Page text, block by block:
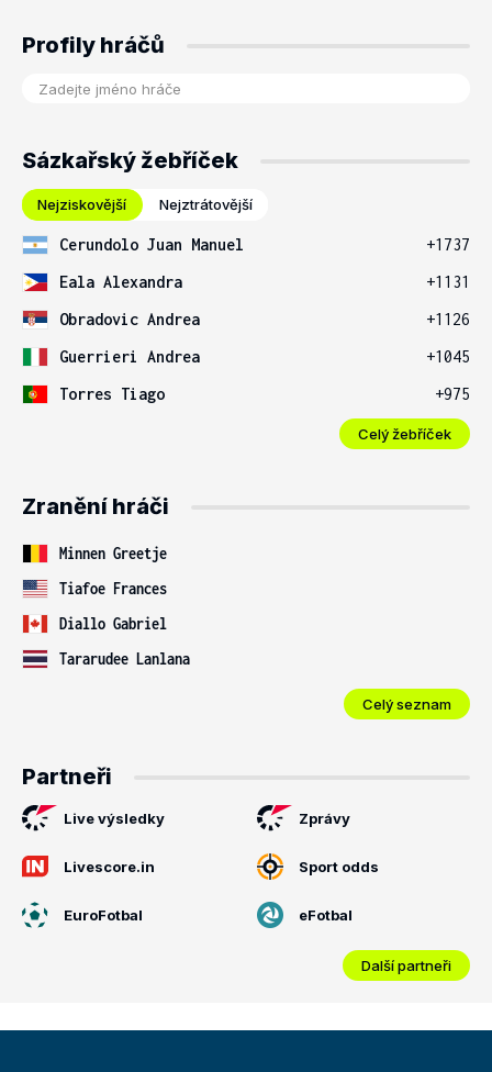
Profily hráčů
Sázkařský žebříček
Nejziskovější Nejztrátovější
Cerundolo Juan Manuel
+1737
Eala Alexandra
+1131
Obradovic Andrea
+1126
Guerrieri Andrea
+1045
Torres Tiago
+975
Celý žebříček
Zranění hráči
Minnen Greetje
Tiafoe Frances
Diallo Gabriel
Tararudee Lanlana
Celý seznam
Partneři
Live výsledky Zprávy
Livescore.in Sport odds
EuroFotbal eFotbal
Další partneři